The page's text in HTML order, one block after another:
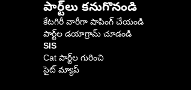
పార్ట్‌లు కనుగొనండి
కేటగిరీ వారీగా షాపింగ్ చేయండి
పార్ట్‌ల డయాగ్రామ్ చూడండి
SIS
Cat పార్ట్‌ల గురించి
సైట్ మ్యాప్